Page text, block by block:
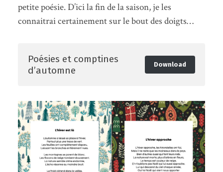
petite poésie. D’ici la fin de la saison, je les
connaitrai certainement sur le bout des doigts…
Poésies et comptines
d’automne
Download